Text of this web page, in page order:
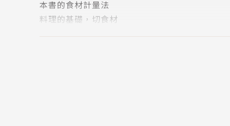
法力量。用最真誠的心準備每天都要吃的三餐吧
主菜做完後，利用剩下的高湯以及零星的蔬菜
本書的食材計量法
料理的基礎，切食材